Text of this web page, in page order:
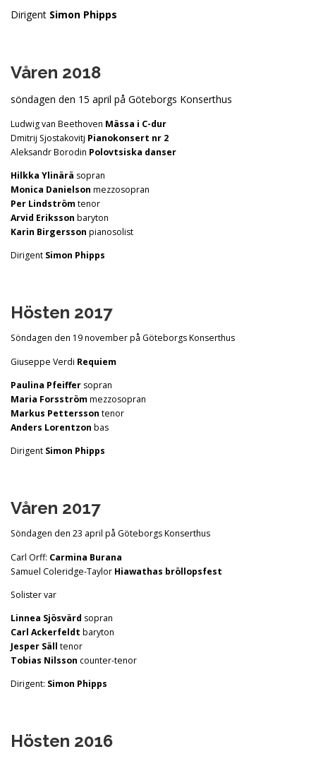
Dirigent Simon Phipps
Våren 2018
söndagen den 15 april på Göteborgs Konserthus
Ludwig van Beethoven Mässa i C-dur
Dmitrij Sjostakovitj Pianokonsert nr 2
Aleksandr Borodin Polovtsiska danser
Hilkka Ylinärä sopran
Monica Danielson mezzosopran
Per Lindströmtenor
Arvid Eriksson baryton
Karin Birgersson pianosolist
Dirigent Simon Phipps
Hösten 2017
Söndagen den 19 november på Göteborgs Konserthus
Giuseppe Verdi Requiem
Paulina Pfeiffer sopran
Maria Forsströmmezzosopran
Markus Pettersson tenor
Anders Lorentzon bas
Dirigent Simon Phipps
Våren 2017
Söndagen den 23 april på Göteborgs Konserthus
Carl Orff: Carmina Burana
Samuel Coleridge-Taylor Hiawathas bröllopsfest
Solister var
Linnea Sjösvärd sopran
Carl Ackerfeldt baryton
Jesper Säll tenor
Tobias Nilsson counter-tenor
Dirigent: Simon Phipps
Hösten 2016